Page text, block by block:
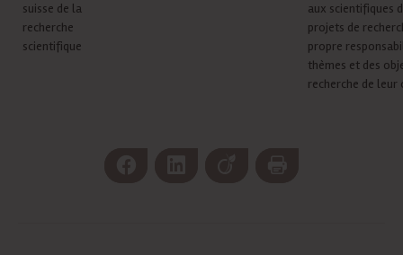
suisse de la
recherche
scientifique
aux scientifiques
projets de
propre
thèmes et des
recherche de leur